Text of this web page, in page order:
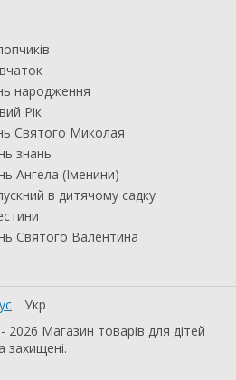
народження
Рік
Святого Миколая
знань
Ангела (Іменини)
в дитячому садку
Святого Валентина
Укр
Магазин товарів для дітей
захищені.